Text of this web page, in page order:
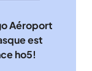
Aéroport
est
ho5!